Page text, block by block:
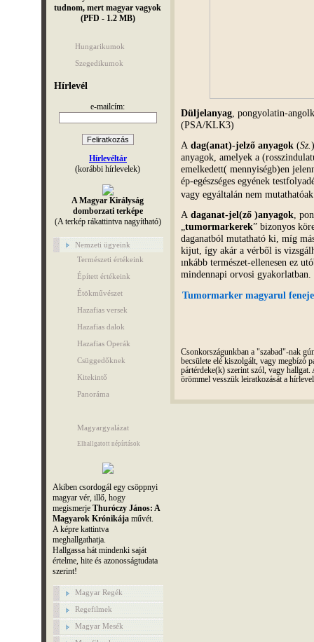
tudnom, mert magyar vagyok
(PFD - 1.2 MB)
Hungarikumok
Szegedikumok
Hírlevél
e-mailcím:
Hírlevéltár
(korábbi hírlevelek)
A Magyar Királyság
domborzati terképe
(A terkép rákattintva nagyítható)
Nemzeti ügyeink
Természeti értékeink
Épített értékeink
Étökművészet
Hazafias versek
Hazafias dalok
Hazafias Operák
Csüggedőknek
Kitekintő
Panoráma
Magyargyalázat
Elhallgatott népírtások
Akiben csordogál egy csöppnyi
magyar vér, illő, hogy
megismerjeThuróczy János: A
Magyarok Krónikája művét.
A képre kattintva
meghallgathatja.
Hallgassa hát mindenki saját
értelme, hite és azonosságtudata
szerint!
Magyar Regék
Regefilmek
Magyar Mesék
Düljelanyag , pongyolatin-
(PSA/KLK3)
Adag(anat)-jelző anyagok(Sz.
anyagok, amelyek a
emelkedett( mennyiségb)en
ép-egészséges egyének
vagy egyáltalán nem mutathatóak
Adaganat-jel(ző )anyagok ,
„tumormarkerek” bizonyos
daganatból mutatható ki, míg
kijut, így akár a vérből is
ınkább természet-ellenesen ez
mindennapi orvosi gyakorlatban.
Tumormarker magyarul
Csonkországunkban a "szabad"-nak
becsülete elé kiszolgált, vagy megbízó
pártérdeke(k) szerint szól, vagy
örömmel vesszük leiratkozását a